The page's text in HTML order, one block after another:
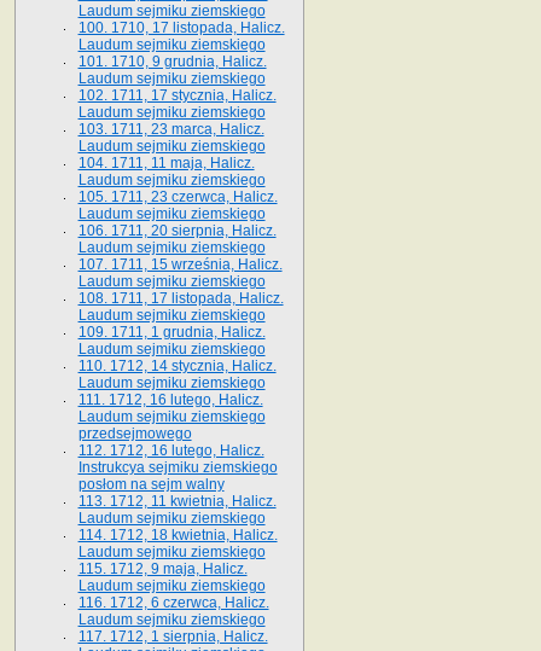
Laudum sejmiku ziemskiego
100. 1710, 17 listopada, Halicz.
Laudum sejmiku ziemskiego
101. 1710, 9 grudnia, Halicz.
Laudum sejmiku ziemskiego
102. 1711, 17 stycznia, Halicz.
Laudum sejmiku ziemskiego
103. 1711, 23 marca, Halicz.
Laudum sejmiku ziemskiego
104. 1711, 11 maja, Halicz.
Laudum sejmiku ziemskiego
105. 1711, 23 czerwca, Halicz.
Laudum sejmiku ziemskiego
106. 1711, 20 sierpnia, Halicz.
Laudum sejmiku ziemskiego
107. 1711, 15 września, Halicz.
Laudum sejmiku ziemskiego
108. 1711, 17 listopada, Halicz.
Laudum sejmiku ziemskiego
109. 1711, 1 grudnia, Halicz.
Laudum sejmiku ziemskiego
110. 1712, 14 stycznia, Halicz.
Laudum sejmiku ziemskiego
111. 1712, 16 lutego, Halicz.
Laudum sejmiku ziemskiego
przedsejmowego
112. 1712, 16 lutego, Halicz.
Instrukcya sejmiku ziemskiego
posłom na sejm walny
113. 1712, 11 kwietnia, Halicz.
Laudum sejmiku ziemskiego
114. 1712, 18 kwietnia, Halicz.
Laudum sejmiku ziemskiego
115. 1712, 9 maja, Halicz.
Laudum sejmiku ziemskiego
116. 1712, 6 czerwca, Halicz.
Laudum sejmiku ziemskiego
117. 1712, 1 sierpnia, Halicz.